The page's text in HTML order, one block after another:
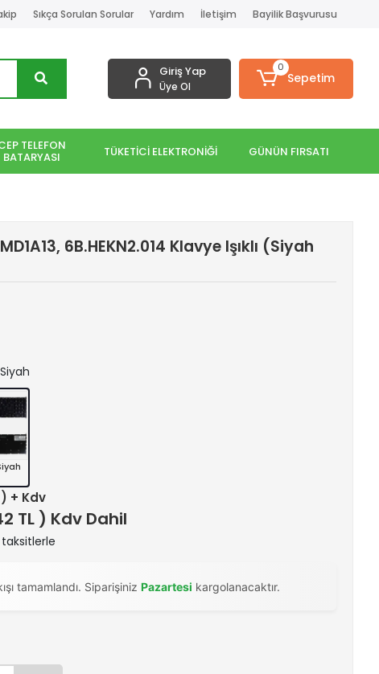
Sıkça Sorulan Sorular Yardım İletişim Bayilik Başvurusu
Giriş Yap
Üye Ol
0
Sepetim
TELEFON
BATARYASI TÜKETİCİ ELEKTRONİĞİ GÜNÜN FIRSATI
6B.HEKN2.014 Klavye Işıklı (Siyah
+ Kdv
TL ) Kdv Dahil
tamamlandı. Siparişiniz Pazartesi kargolanacaktır.